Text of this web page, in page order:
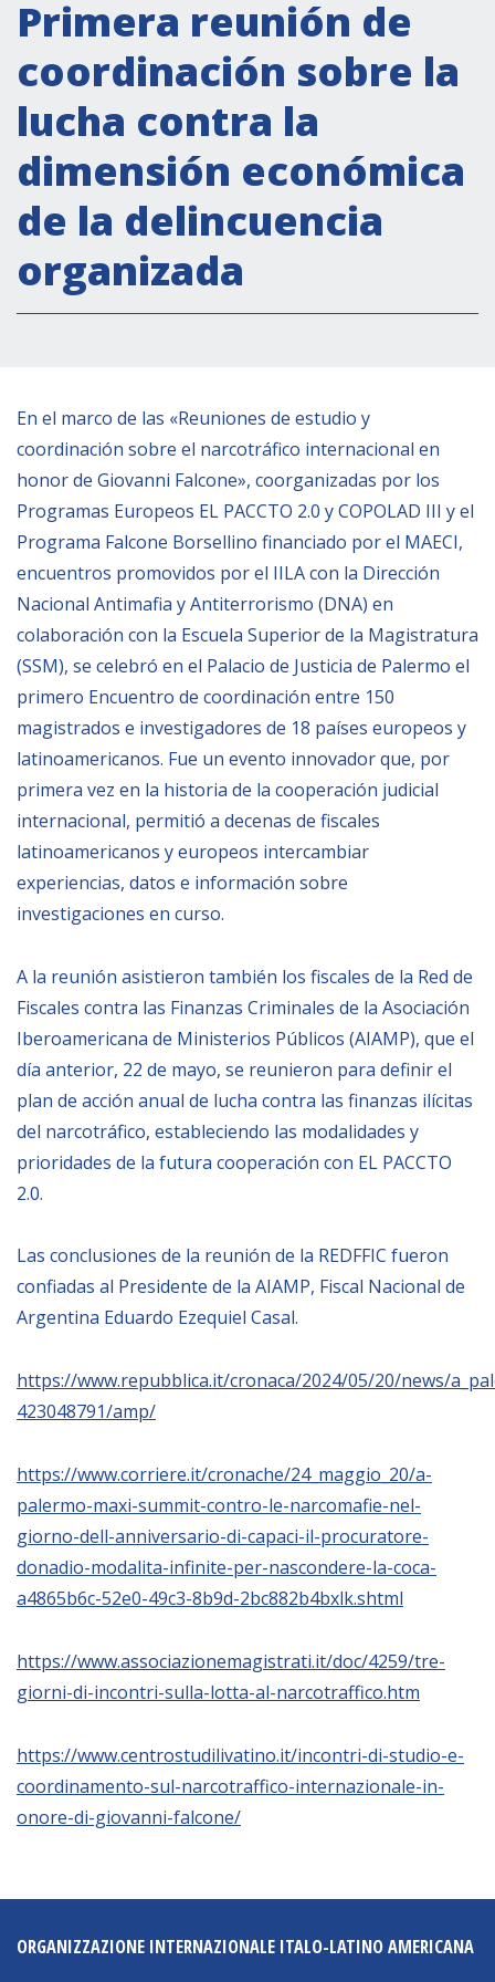
Secretaría Cultural
Secretaría Socioeconómica
Secretaría Técnico-científica
Forum Pymes
Conferencia Italia- América Latina y el Caribe
Red para la promoción de la igualdad de
género
Becas
COOPERACIÓN
Patrimonio cultural
Empoderamiento socio-económico
Justicia y Seguridad
EUROsociAL
EL PAcCTO
EUROFRONT
COPOLAD III
AL-INVEST Verde
MEDIOS
Fotos
Vídeos
Audios
BIBLIOTECA
Biblioteca
Publicaciones
Convocatorias
Becas
Para las empresas
Contratos/Acuerdos/Grant
NEWSLETTER
Primera reunión de
coordinación sobre la
lucha contra la
dimensión económica
de la delincuencia
organizada
En el marco de las «Reuniones de estudio y
coordinación sobre el narcotráfico internacional en
honor de Giovanni Falcone», coorganizadas por los
Programas Europeos EL PACCTO 2.0 y COPOLAD III y el
Programa Falcone Borsellino financiado por el MAECI,
encuentros promovidos por el IILA con la Dirección
Nacional Antimafia y Antiterrorismo (DNA) en
colaboración con la Escuela Superior de la Magistratura
(SSM), se celebró en el Palacio de Justicia de Palermo el
primero Encuentro de coordinación entre 150
magistrados e investigadores de 18 países europeos y
latinoamericanos. Fue un evento innovador que, por
primera vez en la historia de la cooperación judicial
internacional, permitió a decenas de fiscales
latinoamericanos y europeos intercambiar
experiencias, datos e información sobre
investigaciones en curso.
A la reunión asistieron también los fiscales de la Red de
Fiscales contra las Finanzas Criminales de la Asociación
Iberoamericana de Ministerios Públicos (AIAMP), que el
día anterior, 22 de mayo, se reunieron para definir el
plan de acción anual de lucha contra las finanzas ilícitas
del narcotráfico, estableciendo las modalidades y
prioridades de la futura cooperación con EL PACCTO
2.0.
Las conclusiones de la reunión de la REDFFIC fueron
confiadas al Presidente de la AIAMP, Fiscal Nacional de
Argentina Eduardo Ezequiel Casal.
https://www.repubblica.it/cronaca/2024/05/20/news/
423048791/amp/
https://www.corriere.it/cronache/24_maggio_20/a-
palermo-maxi-summit-contro-le-narcomafie-nel-
giorno-dell-anniversario-di-capaci-il-procuratore-
donadio-modalita-infinite-per-nascondere-la-coca-
a4865b6c-52e0-49c3-8b9d-2bc882b4bxlk.shtml
https://www.associazionemagistrati.it/doc/4259/tre-
giorni-di-incontri-sulla-lotta-al-narcotraffico.htm
https://www.centrostudilivatino.it/incontri-di-studio-e-
coordinamento-sul-narcotraffico-internazionale-in-
onore-di-giovanni-falcone/
ORGANIZZAZIONE INTERNAZIONALE ITALO-LATINO AMERICANA